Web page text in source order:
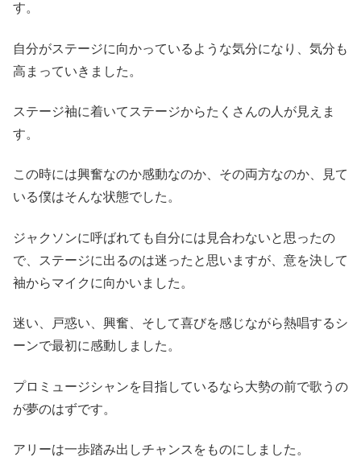
す。
自分がステージに向かっているような気分になり、気分も
高まっていきました。
ステージ袖に着いてステージからたくさんの人が見えま
す。
この時には興奮なのか感動なのか、その両方なのか、見て
いる僕はそんな状態でした。
ジャクソンに呼ばれても自分には見合わないと思ったの
で、ステージに出るのは迷ったと思いますが、意を決して
袖からマイクに向かいました。
迷い、戸惑い、興奮、そして喜びを感じながら熱唱するシ
ーンで最初に感動しました。
プロミュージシャンを目指しているなら大勢の前で歌うの
が夢のはずです。
アリーは一歩踏み出しチャンスをものにしました。